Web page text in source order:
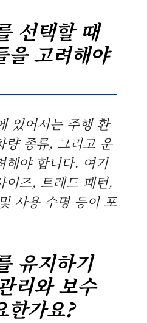
선택할 때
을 고려해야
있어서는 주행 환
량 종류, 그리고 운
해야 합니다. 여기
이즈, 트레드 패턴,
사용 수명 등이 포
유지하기
리와 보수
한가요?